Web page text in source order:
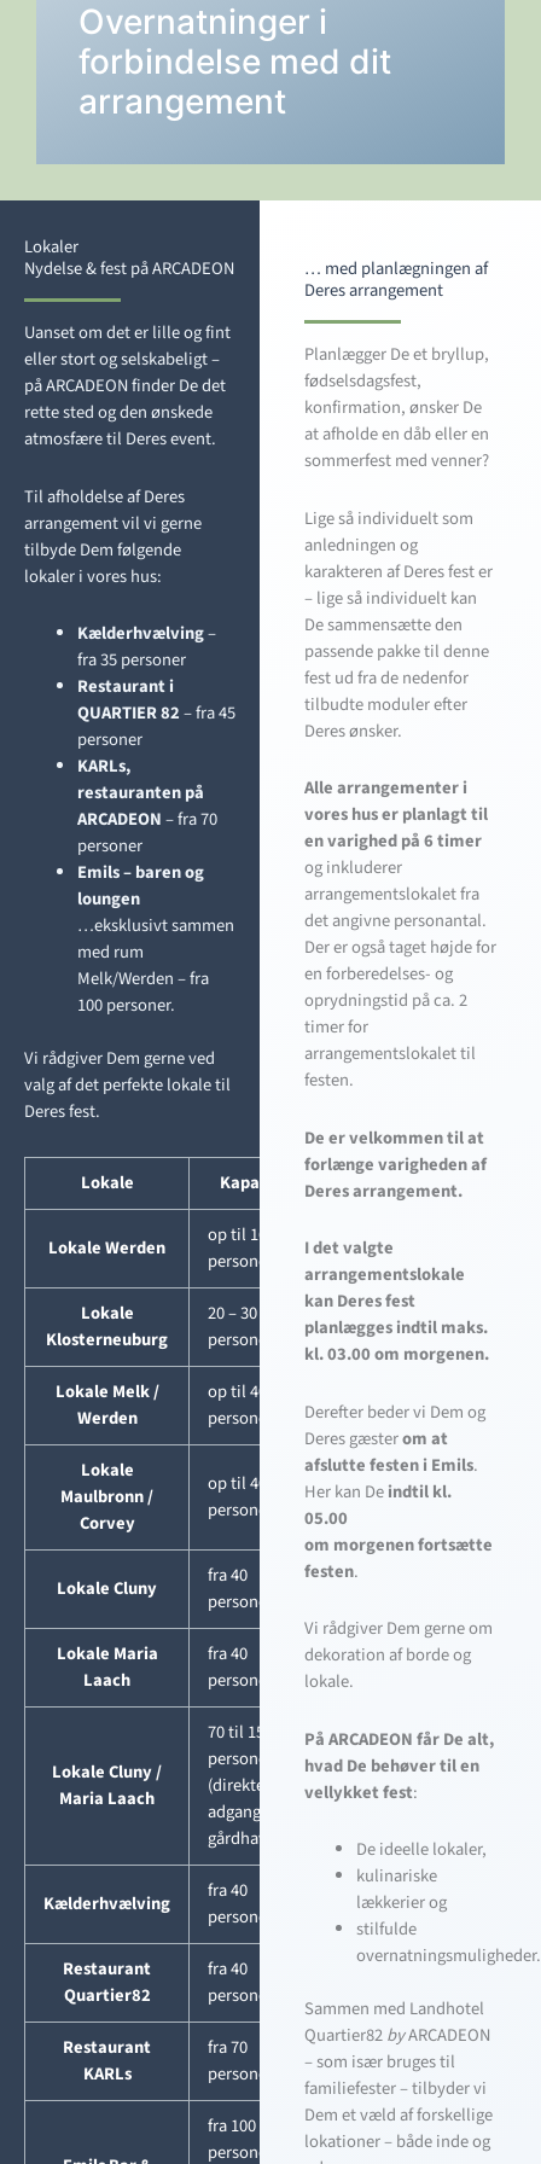
Overnatninger i
forbindelse med dit
arrangement
DETALJER →
Lokaler
Nydelse & fest på ARCADEON
Uanset om det er lille og fint
eller stort og selskabeligt –
på ARCADEON finder De det
rette sted og den ønskede
atmosfære til Deres event.
Til afholdelse af Deres
arrangement vil vi gerne
tilbyde Dem følgende
lokaler i vores hus:
Kælderhvælving–
fra 35 personer
Restaurant i
QUARTIER 82– fra 45
personer
KARLs,
restauranten på
ARCADEON– fra 70
personer
Emils – baren og
loungen
…eksklusivt sammen
med rum
Melk/Werden – fra
100 personer.
Vi rådgiver Dem gerne ved
valg af det perfekte lokale til
Deres fest.
Lokale Kapacitet
Lokale Werden
op til 16
personer
Lokale
Klosterneuburg
20 – 30
personer
Lokale Melk /
Werden
op til 40
personer
Lokale
Maulbronn /
Corvey
op til 40
personer
Lokale Cluny
fra 40
personer
Lokale Maria
Laach
fra 40
personer
Lokale Cluny /
Maria Laach
70 til 150
personer
(direkte
adgang til
gårdhaven)
Kælderhvælving
fra 40
personer
Restaurant
Quartier82
fra 40
personer
Restaurant
KARLs
fra 70
personer
fra 100
personer
… med planlægningen af
Deres arrangement
Planlægger De et bryllup,
fødselsdagsfest,
konfirmation, ønsker De
at afholde en dåb eller en
sommerfest med venner?
Lige så individuelt som
anledningen og
karakteren af Deres fest er
– lige så individuelt kan
De sammensætte den
passende pakke til denne
fest ud fra de nedenfor
tilbudte moduler efter
Deres ønsker.
Alle arrangementer i
vores hus er planlagt til
en varighed på 6 timer
og inkluderer
arrangementslokalet fra
det angivne personantal.
Der er også taget højde for
en forberedelses- og
oprydningstid på ca. 2
timer for
arrangementslokalet til
festen.
De er velkommen til at
forlænge varigheden af
Deres arrangement.
I det valgte
arrangementslokale
kan Deres fest
planlægges indtil maks.
kl. 03.00 om morgenen.
Derefter beder vi Dem og
Deres gæsterom at
afslutte festen i Emils.
Her kan Deindtil kl.
05.00
om morgenen fortsætte
festen.
Vi rådgiver Dem gerne om
dekoration af borde og
lokale.
På ARCADEON får De alt,
hvad De behøver til en
vellykket fest:
De ideelle lokaler,
kulinariske
lækkerier og
stilfulde
overnatningsmuligheder.
Sammen med Landhotel
Quartier82byARCADEON
– som især bruges til
familiefester – tilbyder vi
Dem et væld af forskellige
lokationer – både inde og